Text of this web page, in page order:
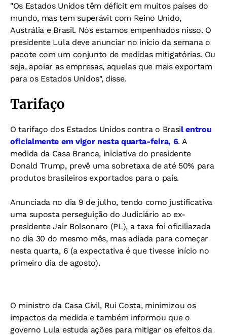
"Os Estados Unidos têm déficit em muitos países do
mundo, mas tem superávit com Reino Unido,
Austrália e Brasil. Nós estamos empenhados nisso. O
presidente Lula deve anunciar no início da semana o
pacote com um conjunto de medidas mitigatórias. Ou
seja, apoiar as empresas, aquelas que mais exportam
para os Estados Unidos", disse.
Tarifaço
O tarifaço dos Estados Unidos contra o Brasil entrou
oficialmente em vigor nesta quarta-feira, 6. A
medida da Casa Branca, iniciativa do presidente
Donald Trump, prevê uma sobretaxa de até 50% para
produtos brasileiros exportados para o país.
Anunciada no dia 9 de julho, tendo como justificativa
uma suposta perseguição do Judiciário ao ex-
presidente Jair Bolsonaro (PL), a taxa foi oficiliazada
no dia 30 do mesmo mês, mas adiada para começar
nesta quarta, 6 (a expectativa é que tivesse início no
primeiro dia de agosto).
O ministro da Casa Civil, Rui Costa, minimizou os
impactos da medida e também informou que o
governo Lula estuda ações para mitigar os efeitos da